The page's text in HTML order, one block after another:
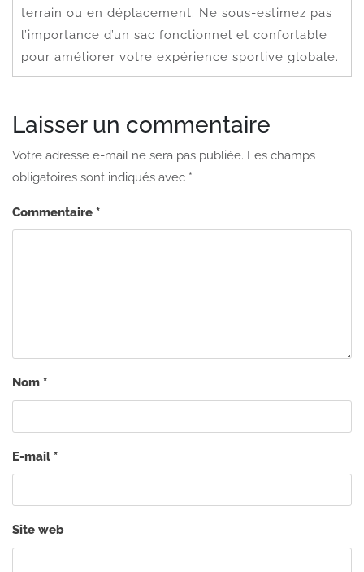
terrain ou en déplacement. Ne sous-estimez pas
l’importance d’un sac fonctionnel et confortable
pour améliorer votre expérience sportive globale.
Laisser un commentaire
Votre adresse e-mail ne sera pas publiée. Les champs
obligatoires sont indiqués avec *
Commentaire *
Nom *
E-mail *
Site web